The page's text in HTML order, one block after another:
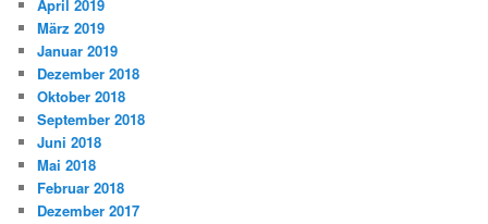
April 2019
März 2019
Januar 2019
Dezember 2018
Oktober 2018
September 2018
Juni 2018
Mai 2018
Februar 2018
Dezember 2017